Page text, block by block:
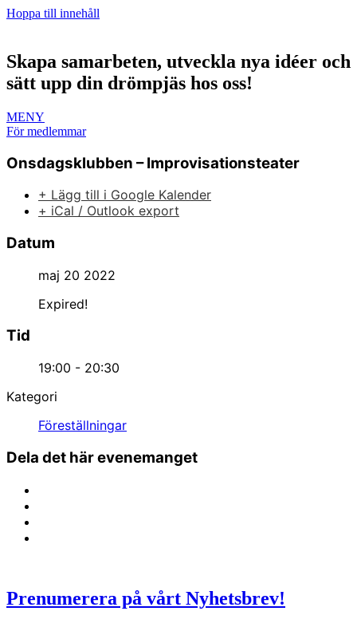
Hoppa till innehåll
Skapa samarbeten, utveckla nya idéer och
sätt upp din drömpjäs hos oss!
MENY
För medlemmar
Onsdagsklubben – Improvisationsteater
+ Lägg till i Google Kalender
+ iCal / Outlook export
Datum
maj 20 2022
Expired!
Tid
19:00 - 20:30
Kategori
Föreställningar
Dela det här evenemanget
Prenumerera på vårt Nyhetsbrev!